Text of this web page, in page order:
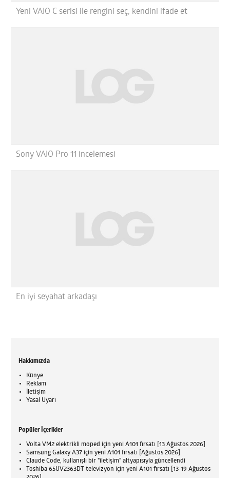
Yeni VAIO C serisi ile rengini seç, kendini ifade et
Sony VAIO Pro 11 incelemesi
En iyi seyahat arkadaşı
Hakkımızda
Künye
Reklam
İletişim
Yasal Uyarı
Popüler İçerikler
Volta VM2 elektrikli moped için yeni A101 fırsatı [13 Ağustos 2026]
Samsung Galaxy A37 için yeni A101 fırsatı [Ağustos 2026]
Claude Code, kullanışlı bir "iletişim" altyapısıyla güncellendi
Toshiba 65UV2363DT televizyon için yeni A101 fırsatı [13-19 Ağustos